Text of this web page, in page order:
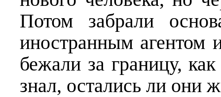
Потом забрали
иностранным агентом
бежали за границу,
знал, остались ли